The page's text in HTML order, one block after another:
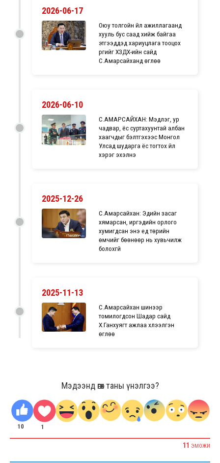
2026-06-17
Оюу толгойн үйл ажиллагаанд
хууль бус саад хийж байгаа
этгээдүүдэд хариуцлага тооцох
үүргийг ХЗДХ-ийн сайд
С.Амарсайханд өглөө
2026-06-10
С.АМАРСАЙХАН: Мэдлэг, ур
чадвар, ёс суртахуунтай албан
хаагчдыг бэлтгэхээс Монгол
Улсад шударга ёс тогтох үйл
хэрэг эхэлнэ
2025-12-26
С.Амарсайхан: Эдийн засаг
хямарсан, иргэдийн орлого
хумигдсан энэ үед төрийн
өмчийг бөөнөөр нь хувьчилж
болохгүй
2025-11-13
С.Амарсайхан шинээр
томилогдсон Шадар сайд
Х.Ганхуягт ажлаа хүлээлгэн
өглөө
Мэдээнд өгөх таны үнэлгээ?
10 1
11 ЭМОЖИ